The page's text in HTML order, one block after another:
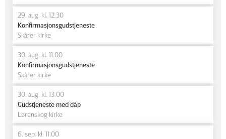
29. aug. kl. 12.30
Konfirmasjonsgudstjeneste
Skårer kirke
30. aug. kl. 11.00
Konfirmasjonsgudstjeneste
Skårer kirke
30. aug. kl. 13.00
Gudstjeneste med dåp
Lørenskog kirke
6. sep. kl. 11.00